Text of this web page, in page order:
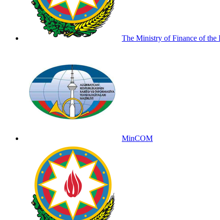
The Ministry of Finance of the
MinCOM